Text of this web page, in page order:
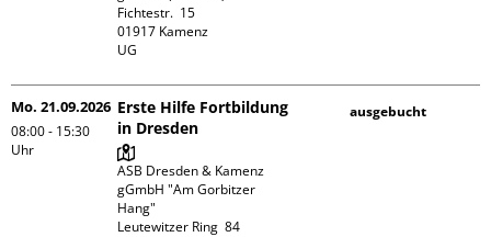
Fichtestr.  15
01917 Kamenz
UG
Mo. 21.09.2026
08:00 - 15:30
Uhr
Erste Hilfe Fortbildung
in Dresden
ASB Dresden & Kamenz
gGmbH "Am Gorbitzer
Hang"
Leutewitzer Ring  84
ausgebucht